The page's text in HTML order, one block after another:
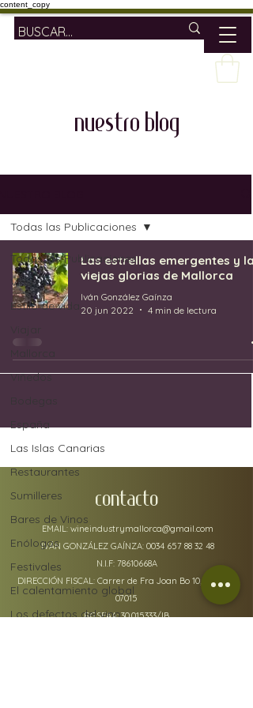
content_copy
nuestro blog
Todas las Publicaciones
Vino
Estilo de vida
Viñedos
España
Las Islas Canarias
Restaurantes
Sumilleres
Bares de Vinos
Enólogos
Festivales
El calentamiento global
Los defectos del vino
Todas las Publicaciones
Las estrellas emergentes y las
viejas glorias de Mallorca
Iván González Gaínza
20 jun 2022
4 min de lectura
CONTACTO
EMAIL: wineindustrymallorca@gmail.com
IVÁN GONZÁLEZ GAÍNZA: 0034 657 88 32 48
N.I.F: 78610668A
DIRECCIÓN FISCAL: Carrer de Fra Joan Bo 10, Gènova
07015
RGSEAA:30.015333/IB